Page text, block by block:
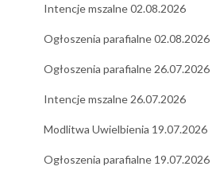
Intencje mszalne 02.08.2026
Ogłoszenia parafialne 02.08.2026
Ogłoszenia parafialne 26.07.2026
Intencje mszalne 26.07.2026
Modlitwa Uwielbienia 19.07.2026
Ogłoszenia parafialne 19.07.2026